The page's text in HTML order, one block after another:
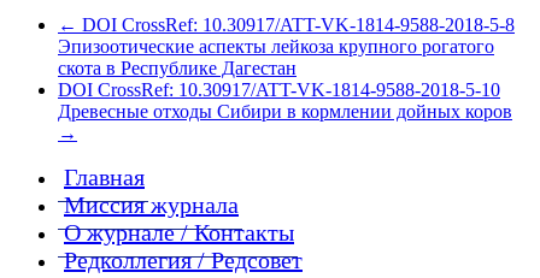
← DOI CrossRef: 10.30917/ATT-VK-1814-9588-2018-5-8
Эпизоотические аспекты лейкоза крупного рогатого
скота в Республике Дагестан
DOI CrossRef: 10.30917/ATT-VK-1814-9588-2018-5-10
Древесные отходы Сибири в кормлении дойных коров
→
Главная
Миссия журнала
О журнале / Контакты
Редколлегия / Редсовет